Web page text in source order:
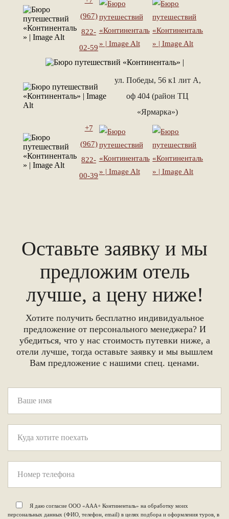
(967)
822-
02-59
ул. Победы, 56 к1 лит А,
оф 404 (район ТЦ
«Ярмарка»)
+7
(967)
822-
00-39
Оставьте заявку и мы
предложим отель
лучше, а цену ниже!
Хотите получить бесплатно индивидуальное
предложение от персонального менеджера? И
убедиться, что у нас стоимость путевки ниже, а
отели лучше, тогда оставьте заявку и мы вышлем
Вам предложение с нашими спец. ценами.
Я даю согласие ООО «ААА+ Континенталь» на обработку моих
персональных данных (ФИО, телефон, email) в целях подбора и оформления туров, в